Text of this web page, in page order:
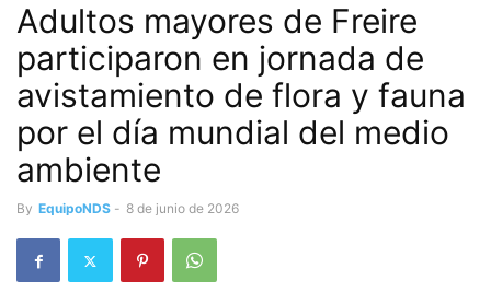
Adultos mayores de Freire
participaron en jornada de
avistamiento de flora y fauna
por el día mundial del medio
ambiente
By EquipoNDS - 8 de junio de 2026